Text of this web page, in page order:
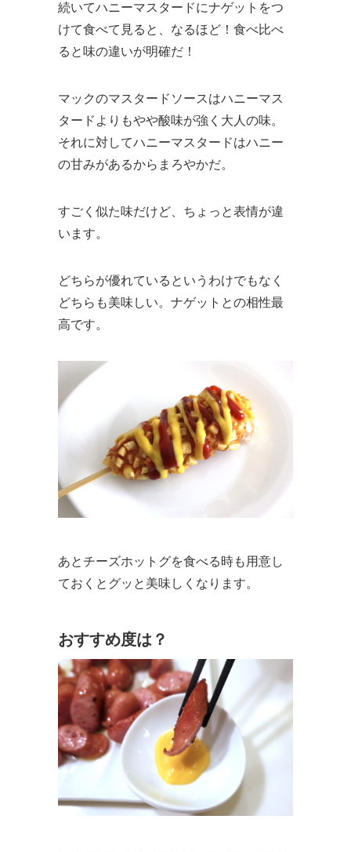
続いてハニーマスタードにナゲットをつ
けて食べて見ると、なるほど！食べ比べ
ると味の違いが明確だ！
マックのマスタードソースはハニーマス
タードよりもやや酸味が強く大人の味。
それに対してハニーマスタードはハニー
の甘みがあるからまろやかだ。
すごく似た味だけど、ちょっと表情が違
います。
どちらが優れているというわけでもなく
どちらも美味しい。ナゲットとの相性最
高です。
あとチーズホットグを食べる時も用意し
ておくとグッと美味しくなります。
おすすめ度は？